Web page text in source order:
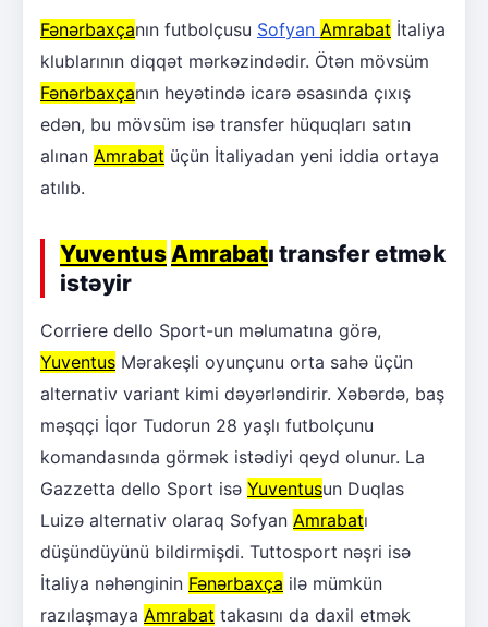
Fənərbaxçanın futbolçusu Sofyan Amrabat İtaliya
klublarının diqqət mərkəzindədir. Ötən mövsüm
Fənərbaxçanın heyətində icarə əsasında çıxış
edən, bu mövsüm isə transfer hüquqları satın
alınan Amrabat üçün İtaliyadan yeni iddia ortaya
atılıb.
Yuventus Amrabatı transfer etmək
istəyir
Corriere dello Sport-un məlumatına görə,
Yuventus Mərakeşli oyunçunu orta sahə üçün
alternativ variant kimi dəyərləndirir. Xəbərdə, baş
məşqçi İqor Tudorun 28 yaşlı futbolçunu
komandasında görmək istədiyi qeyd olunur. La
Gazzetta dello Sport isə Yuventusun Duqlas
Luizə alternativ olaraq Sofyan Amrabatı
düşündüyünü bildirmişdi. Tuttosport nəşri isə
İtaliya nəhənginin Fənərbaxça ilə mümkün
razılaşmaya Amrabat takasını da daxil etmək